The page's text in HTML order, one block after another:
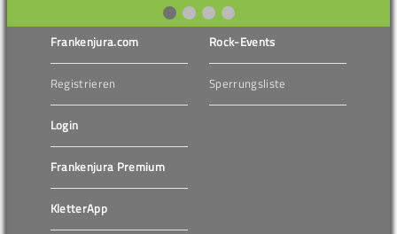
Frankenjura.com
Registrieren
Login
Frankenjura Premium
KletterApp
Rock-Events
Sperrungsliste